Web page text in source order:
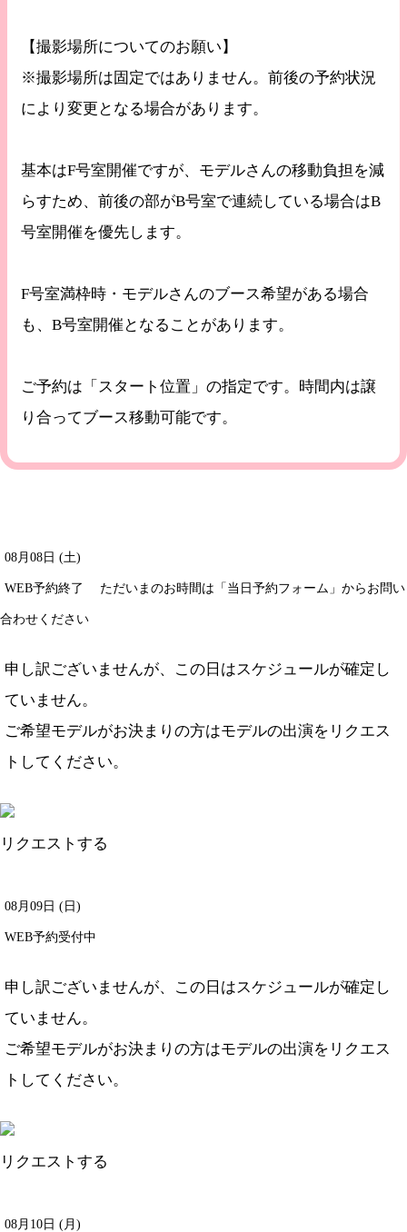
【撮影場所についてのお願い】
※撮影場所は固定ではありません。前後の予約状況
により変更となる場合があります。
基本はF号室開催ですが、モデルさんの移動負担を減
らすため、前後の部がB号室で連続している場合はB
号室開催を優先します。
F号室満枠時・モデルさんのブース希望がある場合
も、B号室開催となることがあります。
ご予約は「スタート位置」の指定です。時間内は譲
り合ってブース移動可能です。
08月08日 (土)
WEB予約終了 ただいまのお時間は「当日予約フォーム」からお問い
合わせください
申し訳ございませんが、この日はスケジュールが確定し
ていません。
ご希望モデルがお決まりの方はモデルの出演をリクエス
ト してください。
リクエストする
08月09日 (日)
WEB予約受付中
申し訳ございませんが、この日はスケジュールが確定し
ていません。
ご希望モデルがお決まりの方はモデルの出演をリクエス
ト してください。
リクエストする
08月10日 (月)